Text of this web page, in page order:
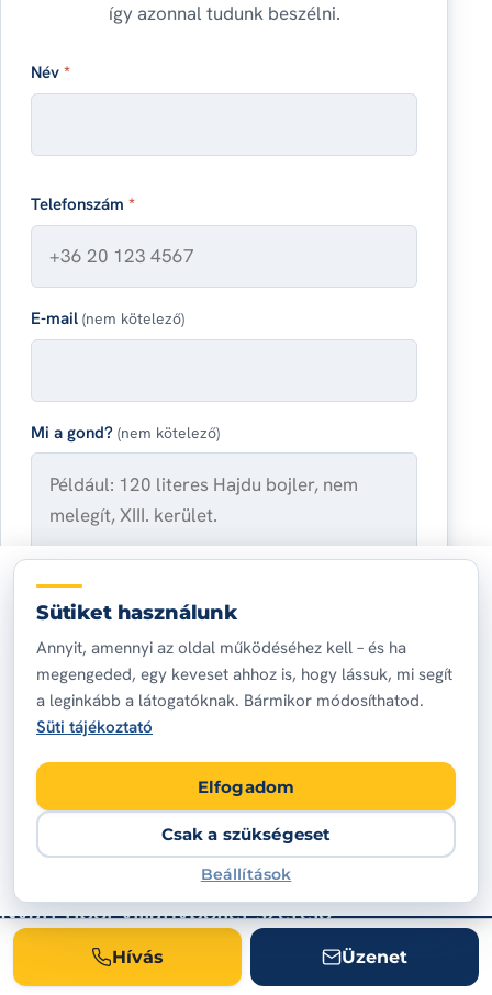
így azonnal tudunk beszélni.
Név*
Telefonszám*
E-mail(nem kötelező)
Mi a gond?(nem kötelező)
Hozzájárulok, hogy a megadott adataimat a
megkeresés megválaszolásához felhasználják.
Adatkezelési tájékoztató
Ajánlatot kérek
Vagy hívjon egyből:+36 20 398 7569
Nyári Tibor villanybojler szerelő
Hajdu villanybojler javítás, csere és vízkőtelenítés
Budapesten. Alkatrész és cserebojler is van a
Hívás Üzenet
Sütiket használunk
Annyit, amennyi az oldal működéséhez kell – és ha
megengeded, egy keveset ahhoz is, hogy lássuk, mi segít
a leginkább a látogatóknak. Bármikor módosíthatod.
Süti tájékoztató
Beállítások
Csak a szükségeset
Elfogadom